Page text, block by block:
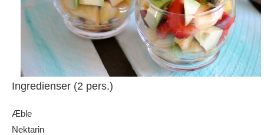
Ingredienser (2 pers.)
Æble
Nektarin